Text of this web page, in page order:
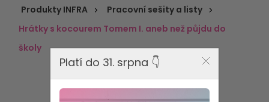
Produkty INFRA
Pracovní sešity a listy
Hrátky s kocourem Tomem I. aneb než půjdu do
školy
Platí do 31. srpna 👇